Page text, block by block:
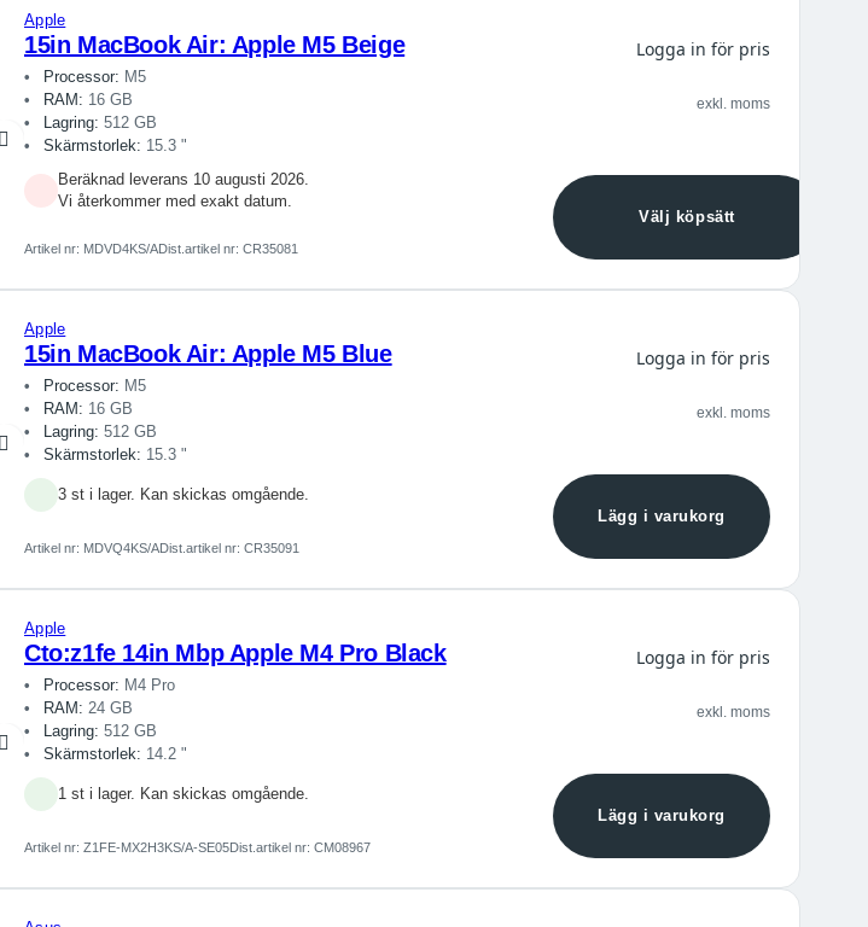
Apple
15in MacBook Air: Apple M5 Beige
Processor: M5
RAM: 16 GB
Lagring: 512 GB
Skärmstorlek: 15.3 "
Beräknad leverans 10 augusti 2026.
Vi återkommer med exakt datum.
Artikel nr: MDVD4KS/ADist.artikel nr: CR35081
Logga in för pris
exkl. moms
Välj köpsätt
Apple
15in MacBook Air: Apple M5 Blue
Processor: M5
RAM: 16 GB
Lagring: 512 GB
Skärmstorlek: 15.3 "
3 st i lager. Kan skickas omgående.
Artikel nr: MDVQ4KS/ADist.artikel nr: CR35091
Logga in för pris
exkl. moms
Lägg i varukorg
Apple
Cto:z1fe 14in Mbp Apple M4 Pro Black
Processor: M4 Pro
RAM: 24 GB
Lagring: 512 GB
Skärmstorlek: 14.2 "
1 st i lager. Kan skickas omgående.
Artikel nr: Z1FE-MX2H3KS/A-SE05Dist.artikel nr: CM08967
Logga in för pris
exkl. moms
Lägg i varukorg